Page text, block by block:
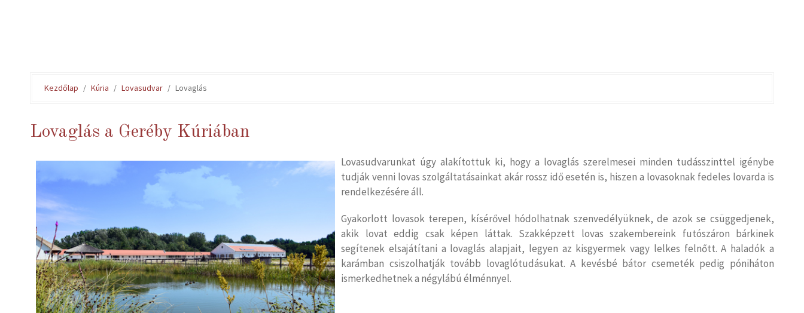
Kezdőlap Kúria Lovasudvar Lovaglás
Lovaglás a Geréby Kúriában
Lovasudvarunkat úgy alakítottuk ki, hogy a lovaglás szerelmesei minden tudásszinttel igénybe
tudják venni lovas szolgáltatásainkat akár rossz idő esetén is, hiszen a lovasoknak fedeles lovarda is
rendelkezésére áll.
Gyakorlott lovasok terepen, kísérővel hódolhatnak szenvedélyüknek, de azok se csüggedjenek,
akik lovat eddig csak képen láttak. Szakképzett lovas szakembereink futószáron bárkinek
segítenek elsajátítani a lovaglás alapjait, legyen az kisgyermek vagy lelkes felnőtt. A haladók a
karámban csiszolhatják tovább lovaglótudásukat. A kevésbé bátor csemeték pedig póniháton
ismerkedhetnek a négylábú élménnyel.